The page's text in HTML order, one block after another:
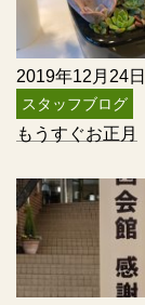
2019年12月24日
スタッフブログ
もうすぐお正月